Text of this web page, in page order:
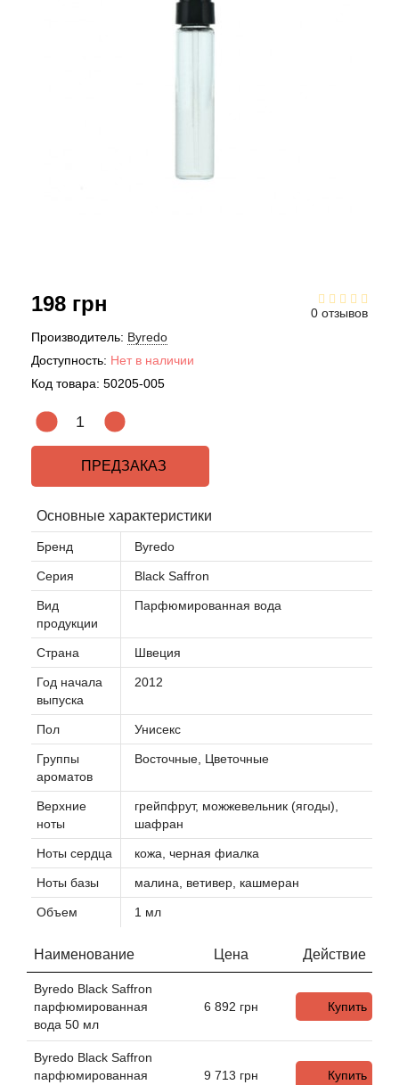
0 отзывов
198 грн
Производитель: Byredo
Доступность: Нет в наличии
Код товара: 50205-005
ПРЕДЗАКАЗ
Основные характеристики
Бренд Byredo
Серия Black Saffron
Вид
продукции
Парфюмированная вода
Страна Швеция
Год начала
выпуска
2012
Пол Унисекс
Группы
ароматов
Восточные, Цветочные
Верхние
ноты
грейпфрут, можжевельник (ягоды),
шафран
Ноты сердца кожа, черная фиалка
Ноты базы малина, ветивер, кашмеран
Объем 1 мл
Наименование Цена Действие
Byredo Black Saffron
парфюмированная
вода 50 мл
6 892 грн Купить
Byredo Black Saffron
парфюмированная
9 713 грн Купить
Afnan
Agatha Ruiz de la Prada
Agonist
Aigner
Aj Arabia (Widian)
Ajmal
Al Haramain
Al Jazeera
Alaia Paris
Alexander McQueen
Alexandre Barthet
Alexandre J
Alfred Dunhill
Alyssa Ashley
American Crew
Amouage